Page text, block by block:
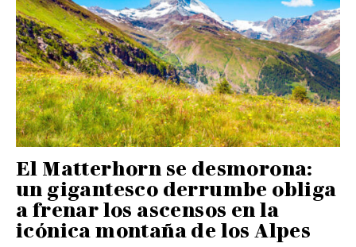
El Matterhorn se desmorona:
un gigantesco derrumbe obliga
a frenar los ascensos en la
icónica montaña de los Alpes